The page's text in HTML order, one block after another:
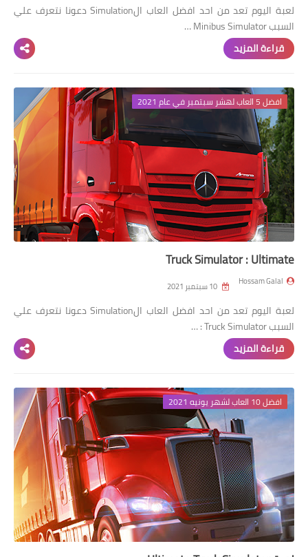
لعبة اليوم تعد من احد افضل العاب الSimulation دعونا نتعرف علي
السبب Minibus Simulator …
قراءة المزيد
افضل 5 العاب لهشر سبتمبر في عام 2021
Truck Simulator : Ultimate
Hossam Galal
لعبة اليوم تعد من احد افضل العاب الSimulation دعونا نتعرف علي
السبب Truck Simulator : …
قراءة المزيد
افضل 10 العاب لشهر يونيه 2021